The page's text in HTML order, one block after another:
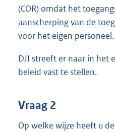
(COR) omdat het
aanscherping van de
voor het eigen personeel.
DJI streeft er naar in het
beleid vast te stellen.
Vraag 2
Op welke wijze heeft u